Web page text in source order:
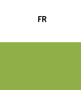
FR